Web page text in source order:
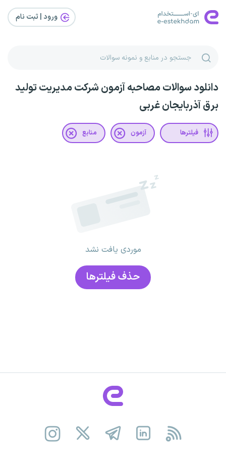
ورود | ثبت‌ نام
دانلود سوالات مصاحبه آزمون شرکت مدیریت تولید
برق آذربایجان غربی
فیلترها آزمون منابع
موردی یافت نشد
حذف فیلتر‌ها